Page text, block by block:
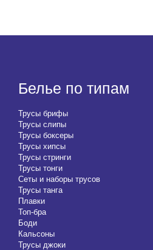
Белье по типам
Трусы брифы
Трусы слипы
Трусы боксеры
Трусы хипсы
Трусы стринги
Трусы тонги
Сеты и наборы трусов
Трусы танга
Плавки
Топ-бра
Боди
Кальсоны
Трусы джоки